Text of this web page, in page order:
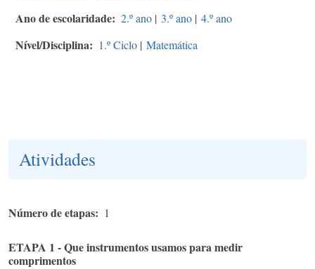
Ano de escolaridade 2.º ano | 3.º ano | 4.º ano
Nível/Disciplina 1.º Ciclo | Matemática
Atividades
Número de etapas 1
ETAPA 1 - Que instrumentos usamos para medir
comprimentos